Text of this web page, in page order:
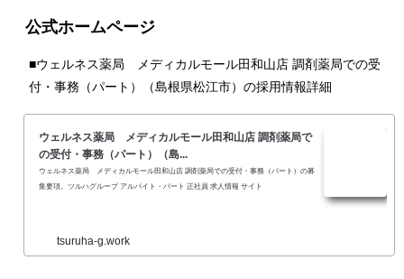
公式ホームページ
■ウェルネス薬局 メディカルモール田和山店 調剤薬局での受
付・事務（パート）（島根県松江市）の採用情報詳細
ウェルネス薬局 メディカルモール田和山店 調剤薬局で
の受付・事務（パート）（島...
ウェルネス薬局 メディカルモール田和山店 調剤薬局での受付・事務（パート）の募
集要項。ツルハグループ アルバイト・パート 正社員 求人情報 サイト
tsuruha-g.work